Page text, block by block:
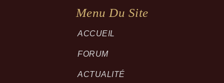
Menu Du Site
ACCUEIL
FORUM
ACTUALITÉ